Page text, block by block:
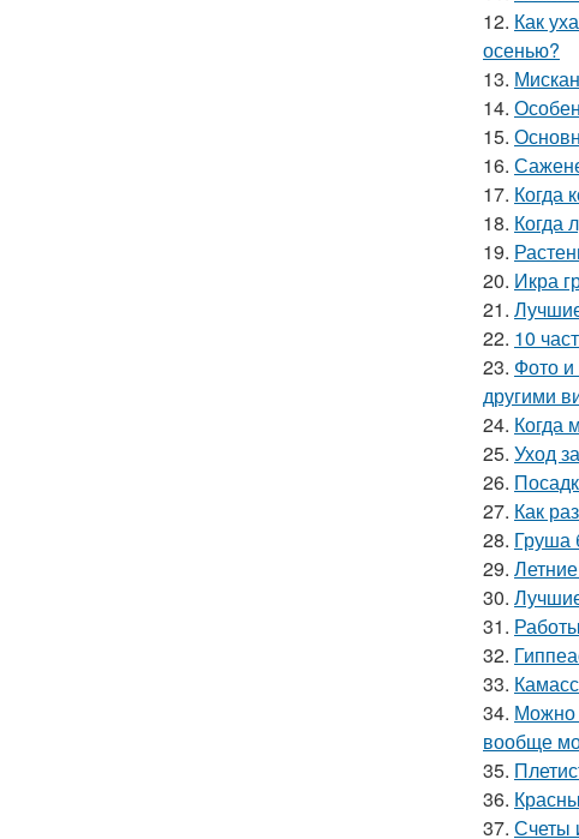
12. Как
осенью?
13.
14.
15.
16.
17. Когда
18. Когда
19.
20. Икра
21.
22. 10
23. Фото и
другими
24. Когда
25. Уход
26.
27. Как
28. Груша
29.
30.
31.
32.
33.
34. Можно
вообще
35.
36.
37. Счеты